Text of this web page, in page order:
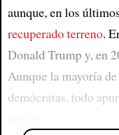
aunque, en los
recuperado terreno.
Donald Trump y, en
Aunque la mayoría
demócratas, todo